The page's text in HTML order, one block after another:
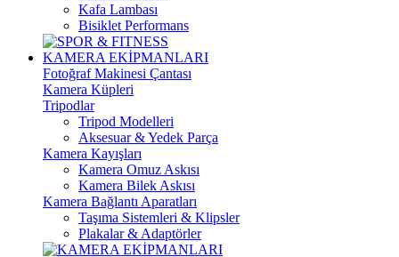
Kafa Lambası
Bisiklet Performans
KAMERA EKİPMANLARI
Fotoğraf Makinesi Çantası
Kamera Küpleri
Tripodlar
Tripod Modelleri
Aksesuar & Yedek Parça
Kamera Kayışları
Kamera Omuz Askısı
Kamera Bilek Askısı
Kamera Bağlantı Aparatları
Taşıma Sistemleri & Klipsler
Plakalar & Adaptörler